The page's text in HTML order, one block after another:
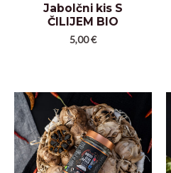
Jabolčni kis S
ČILIJEM BIO
5,00€